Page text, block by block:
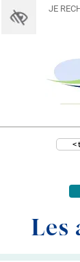
<
Les